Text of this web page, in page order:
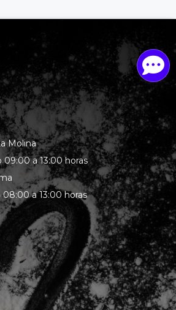
Molina
09:00 a 13:00 horas
a 13:00 horas